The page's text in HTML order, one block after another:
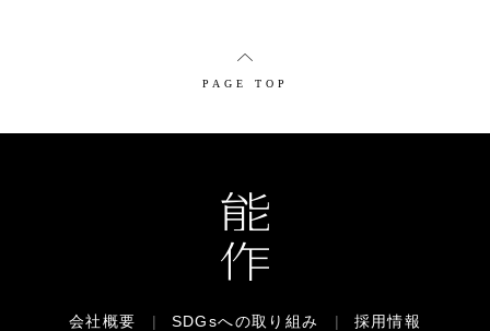
PAGE TOP
会社概要 | SDGsへの取り組み | 採用情報